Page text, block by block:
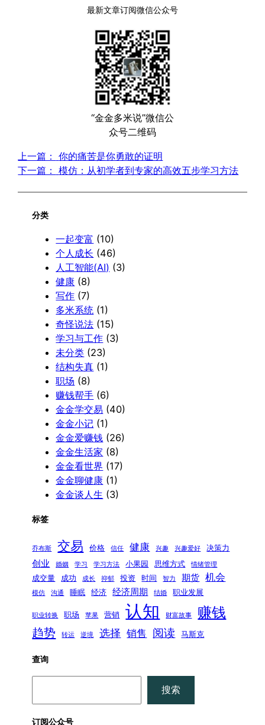
最新文章订阅微信公众号
“金金多米说”微信公
众号二维码
上一篇：
你的痛苦是你勇敢的证明
下一篇：
模仿：从初学者到专家的高效五步学习方法
分类
一起变富 (10)
个人成长 (46)
人工智能(AI) (3)
健康 (8)
写作 (7)
多米系统 (1)
奇怪说法 (15)
学习与工作 (3)
未分类 (23)
结构失真 (1)
职场 (8)
赚钱帮手 (6)
金金学交易 (40)
金金小记 (1)
金金爱赚钱 (26)
金金生活家 (8)
金金看世界 (17)
金金聊健康 (1)
金金谈人生 (3)
标签
乔布斯 交易 价格 信任 健康 兴趣 兴趣爱好 决策力
创业 婚姻 学习 学习方法 小果园 思维方式 情绪管理
成交量 成功 成长 抑郁 投资 时间 智力 期货 机会
模仿 沟通 睡眠 经济 经济周期 结婚 职业发展
职业转换 职场 苹果 营销 认知 财富故事 赚钱
趋势 转运 逆境 选择 销售 阅读 马斯克
查询
搜索
订阅公众号